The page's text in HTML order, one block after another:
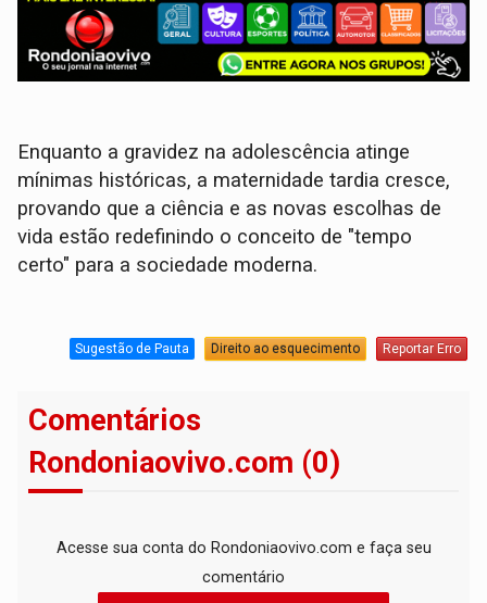
Enquanto a gravidez na adolescência atinge
mínimas históricas, a maternidade tardia cresce,
provando que a ciência e as novas escolhas de
vida estão redefinindo o conceito de "tempo
certo" para a sociedade moderna.
Sugestão de Pauta Direito ao esquecimento Reportar Erro
Comentários
Rondoniaovivo.com (0)
Acesse sua conta do Rondoniaovivo.com e faça seu
comentário